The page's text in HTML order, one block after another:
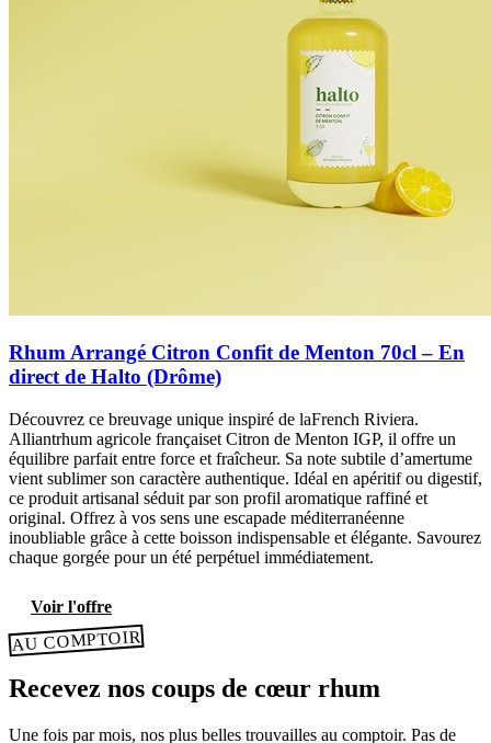
Rhum Arrangé Citron Confit de Menton 70cl – En
direct de Halto (Drôme)
Découvrez ce breuvage unique inspiré de laFrench Riviera.
Alliantrhum agricole françaiset Citron de Menton IGP, il offre un
équilibre parfait entre force et fraîcheur. Sa note subtile d’amertume
vient sublimer son caractère authentique. Idéal en apéritif ou digestif,
ce produit artisanal séduit par son profil aromatique raffiné et
original. Offrez à vos sens une escapade méditerranéenne
inoubliable grâce à cette boisson indispensable et élégante. Savourez
chaque gorgée pour un été perpétuel immédiatement.
Voir l'offre
AU COMPTOIR
Recevez nos coups de cœur rhum
Une fois par mois, nos plus belles trouvailles au comptoir. Pas de